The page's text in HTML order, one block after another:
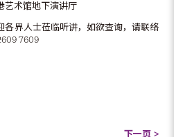
艺术馆地下演讲厅
各界人士莅临听讲，如欲查询，请联络
7609
下一页 >